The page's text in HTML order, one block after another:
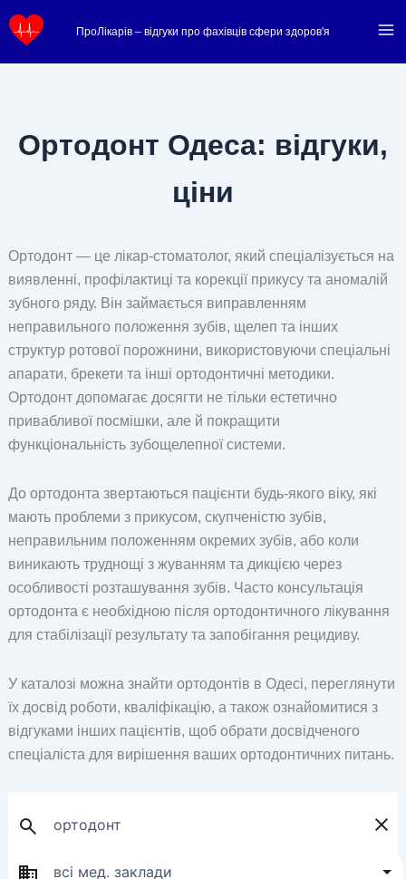
до
ПроЛікарів – відгуки про фахівців сфери здоров'я
Ортодонт Одеса: відгуки,
ціни
Ортодонт — це лікар-стоматолог, який спеціалізується на
виявленні, профілактиці та корекції прикусу та аномалій
зубного ряду. Він займається виправленням
неправильного положення зубів, щелеп та інших
структур ротової порожнини, використовуючи спеціальні
апарати, брекети та інші ортодонтичні методики.
Ортодонт допомагає досягти не тільки естетично
привабливої посмішки, але й покращити
функціональність зубощелепної системи.
До ортодонта звертаються пацієнти будь-якого віку, які
мають проблеми з прикусом, скупченістю зубів,
неправильним положенням окремих зубів, або коли
виникають труднощі з жуванням та дикцією через
особливості розташування зубів. Часто консультація
ортодонта є необхідною після ортодонтичного лікування
для стабілізації результату та запобігання рецидиву.
У каталозі можна знайти ортодонтів в Одесі, переглянути
їх досвід роботи, кваліфікацію, а також ознайомитися з
відгуками інших пацієнтів, щоб обрати досвідченого
спеціаліста для вирішення ваших ортодонтичних питань.